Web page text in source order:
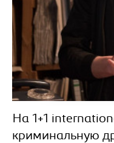
На 1+1
криминальную